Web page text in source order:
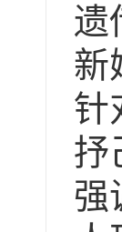
遗
新
针
抒
强